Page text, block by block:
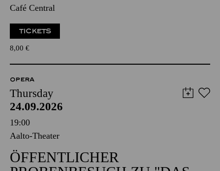
Café Central
TICKETS
8,00 €
OPERA
Thursday
24.09.2026
19:00
Aalto-Theater
ÖFFENTLICHER